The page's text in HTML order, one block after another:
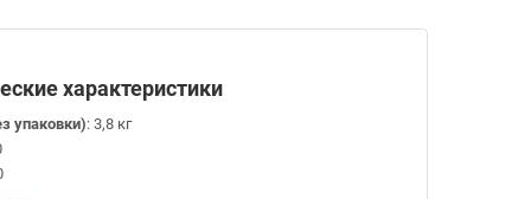
характеристики
упаковки): 3,8 кг